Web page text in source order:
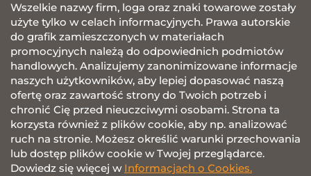
Wszelkie nazwy firm, loga oraz znaki towarowe zostały
użyte tylko w celach informacyjnych. Prawa autorskie
do grafik zamieszczonych w materiałach
promocyjnych należą do odpowiednich podmiotów
handlowych. Analizujemy zanonimizowane informacje
naszych użytkowników, aby lepiej dopasować naszą
ofertę oraz zawartość strony do Twoich potrzeb i
chronić Cię przed nieuczciwymi osobami. Strona ta
korzysta również z plików cookie, aby np. analizować
ruch na stronie. Możesz określić warunki przechowania
lub dostęp plików cookie w Twojej przeglądarce.
Dowiedz się więcej w Informacjach o Cookies.